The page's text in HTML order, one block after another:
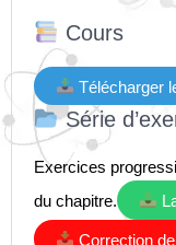
Cours
Télécharger
Série
Exercices
du chapitre.
Correction